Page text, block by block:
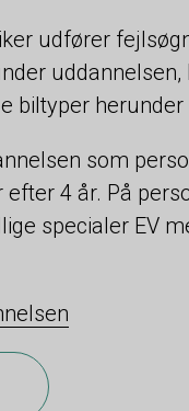
udfører
biltyper
som
efter 4 år. På
specialer EV